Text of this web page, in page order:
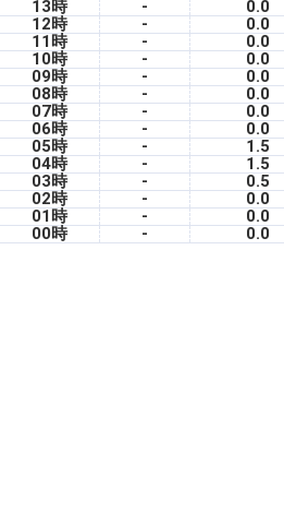
13時
- 0.0
12時
- 0.0
11時
- 0.0
10時
- 0.0
09時
- 0.0
08時
- 0.0
07時
- 0.0
06時
- 0.0
05時
- 1.5
04時
- 1.5
03時
- 0.5
02時
- 0.0
01時
- 0.0
00時
- 0.0